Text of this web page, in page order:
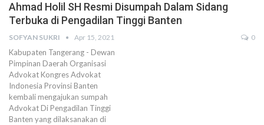
Ahmad Holil SH Resmi Disumpah Dalam Sidang
Terbuka di Pengadilan Tinggi Banten
SOFYAN SUKRI Apr 15, 2021 0
Kabupaten Tangerang - Dewan
Pimpinan Daerah Organisasi
Advokat Kongres Advokat
Indonesia Provinsi Banten
kembali mengajukan sumpah
Advokat Di Pengadilan Tinggi
Banten yang dilaksanakan di